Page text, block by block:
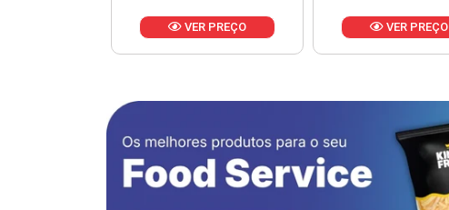
VER PREÇO VER PREÇO